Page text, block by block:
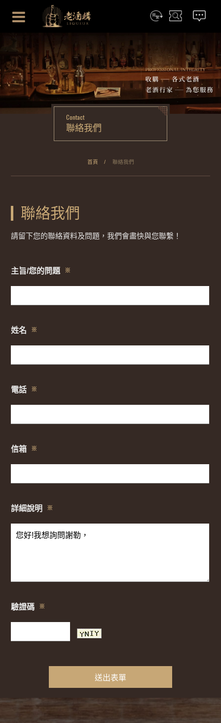
Contact
聯絡我們
首頁 聯絡我們
聯絡我們
請留下您的聯絡資料及問題，我們會盡快與您聯繫！
主旨/您的問題 ※
姓名 ※
電話 ※
信箱 ※
詳細說明 ※
驗證碼 ※